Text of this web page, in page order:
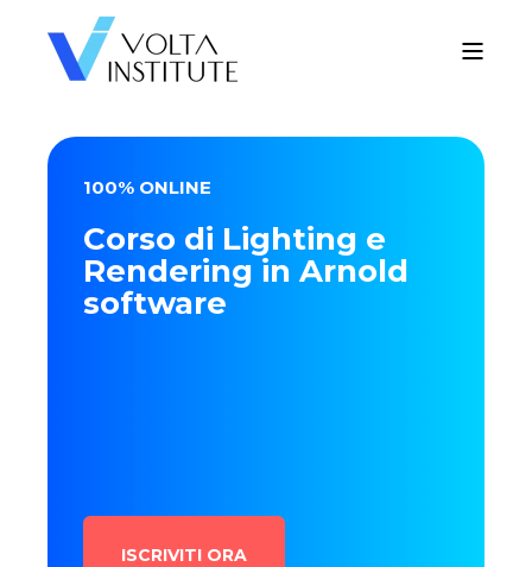
100% ONLINE
Corso di Lighting e
Rendering in Arnold
software
ISCRIVITI ORA